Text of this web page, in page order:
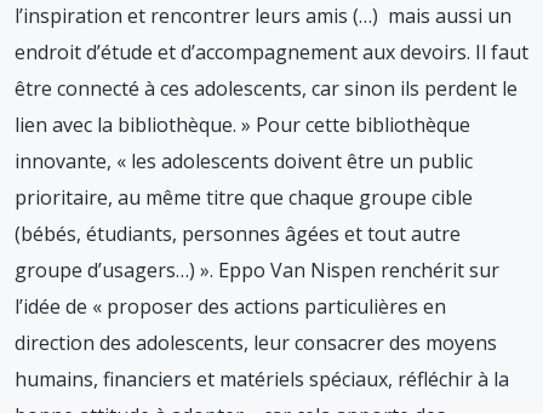
l’inspiration et rencontrer leurs amis (…) mais aussi un
endroit d’étude et d’accompagnement aux devoirs. Il faut
être connecté à ces adolescents, car sinon ils perdent le
lien avec la bibliothèque. » Pour cette bibliothèque
innovante, « les adolescents doivent être un public
prioritaire, au même titre que chaque groupe cible
(bébés, étudiants, personnes âgées et tout autre
groupe d’usagers…) ». Eppo Van Nispen renchérit sur
l’idée de « proposer des actions particulières en
direction des adolescents, leur consacrer des moyens
humains, financiers et matériels spéciaux, réfléchir à la